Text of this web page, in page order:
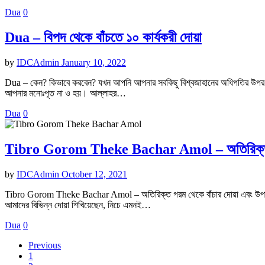
Dua 0
Dua – বিপদ থেকে বাঁচতে ১০ কার্যকরী দোয়া
by IDCAdmin January 10, 2022
Dua – কেন? কিভাবে করবেন? যখন আপনি আপনার সবকিছু বিশ্বজাহানের অধিপতির
আপনার মনোঃপূত না ও হয়। আল্লাহর…
Dua 0
Tibro Gorom Theke Bachar Amol – অতিরিক্ত
by IDCAdmin October 12, 2021
Tibro Gorom Theke Bachar Amol – অতিরিক্ত গরম থেকে বাঁচার দোয়া এবং
আমাদের বিভিন্ন দোয়া শিখিয়েছেন, নিচে এমনই…
Dua 0
Previous
1